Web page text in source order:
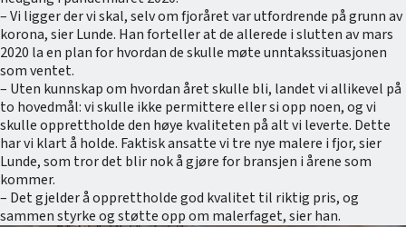
– Vi ligger der vi skal, selv om fjoråret var utfordrende på grunn av
korona, sier Lunde. Han forteller at de allerede i slutten av mars
2020 la en plan for hvordan de skulle møte unntakssituasjonen
som ventet.
– Uten kunnskap om hvordan året skulle bli, landet vi allikevel på
to hovedmål: vi skulle ikke permittere eller si opp noen, og vi
skulle opprettholde den høye kvaliteten på alt vi leverte. Dette
har vi klart å holde. Faktisk ansatte vi tre nye malere i fjor, sier
Lunde, som tror det blir nok å gjøre for bransjen i årene som
kommer.
– Det gjelder å opprettholde god kvalitet til riktig pris, og
sammen styrke og støtte opp om malerfaget, sier han.